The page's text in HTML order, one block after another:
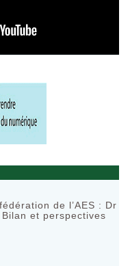
de l’AES : Dr
Bilan et perspectives